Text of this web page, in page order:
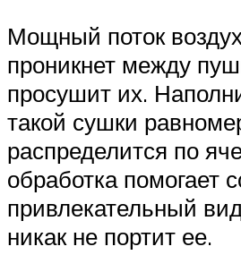
Мощный поток
проникнет между
просушит их.
такой сушки
распределится по
обработка помогает
привлекательный
никак не портит ее.